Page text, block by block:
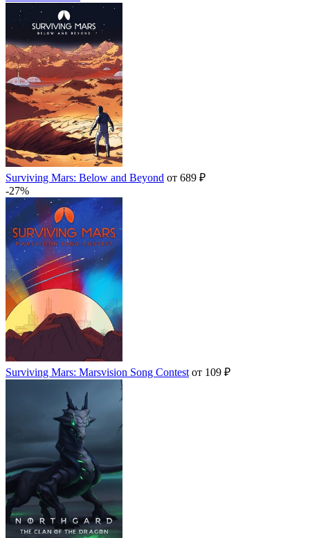
Surviving Mars: Below and Beyond от 689 ₽
-27%
Surviving Mars: Marsvision Song Contest от 109 ₽